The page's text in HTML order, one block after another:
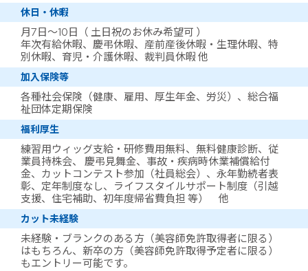
休日・休暇
月7日～10日（ 土日祝のお休み希望可 ）
年次有給休暇、慶弔休暇、産前産後休暇・生理休暇、特
別休暇、育児・介護休暇、裁判員休暇 他
加入保険等
各種社会保険（健康、雇用、厚生年金、労災）、総合福
祉団体定期保険
福利厚生
練習用ウィッグ支給・研修費用無料、無料健康診断、従
業員持株会、 慶弔見舞金、事故・疾病時休業補償給付
金、カットコンテスト参加（社員総会）、永年勤続者表
彰、定年制度なし、ライフスタイルサポート制度（引越
支援、住宅補助、初年度帰省費負担 等） 他
カット未経験
未経験・ブランクのある方（美容師免許取得者に限る）
はもちろん、新卒の方（美容師免許取得予定者に限る）
もエントリー可能です。